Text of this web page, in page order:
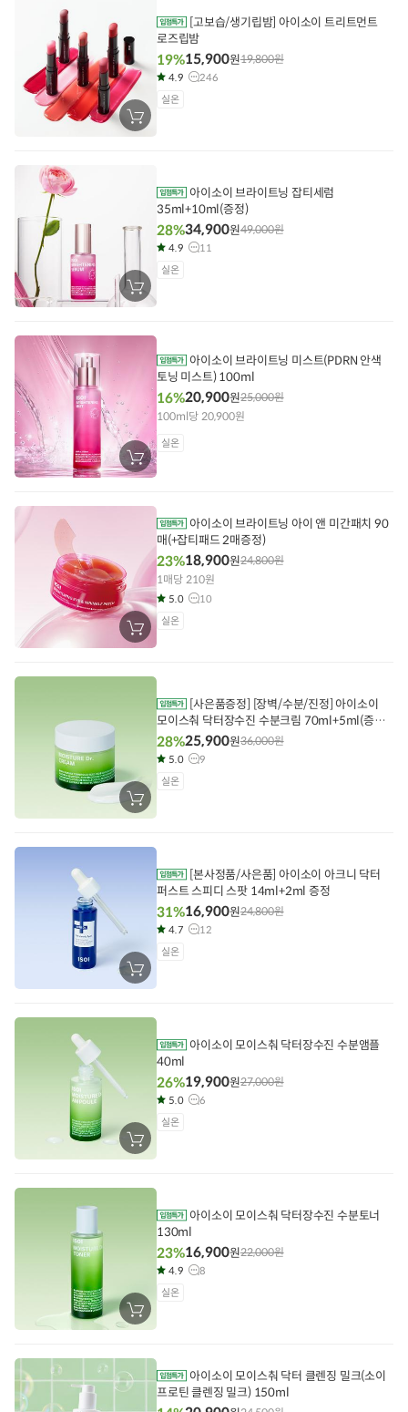
장
바
로즈립밤
19%15,900원19,800원
4.9
246
실온
장
바
에
아이소이 브라이트닝 잡티세럼
35ml+10ml(증정)
28%34,900원49,000원
4.9
11
실온
장
바
에
아이소이 브라이트닝 미스트(PDRN 안색
토닝 미스트) 100ml
16%20,900원25,000원
100ml당 20,900원
실온
장
바
에
아이소이 브라이트닝 아이 앤 미간패치 90
매(+잡티패드 2매증정)
23%18,900원24,800원
1매당 210원
5.0
10
실온
장
바
에
모이스춰 닥터장수진 수분크림 70ml+5ml(증정)
(1개입)
28%25,900원36,000원
5.0
9
실온
장
바
에
퍼스트 스피디 스팟 14ml+2ml 증정
31%16,900원24,800원
4.7
12
실온
장
바
에
아이소이 모이스춰 닥터장수진 수분앰플
40ml
26%19,900원27,000원
5.0
6
실온
장
바
에
기
아이소이 모이스춰 닥터장수진 수분토너
130ml
23%16,900원22,000원
4.9
8
실온
아이소이 모이스춰 닥터 클렌징 밀크(소이
프로틴 클렌징 밀크) 150ml